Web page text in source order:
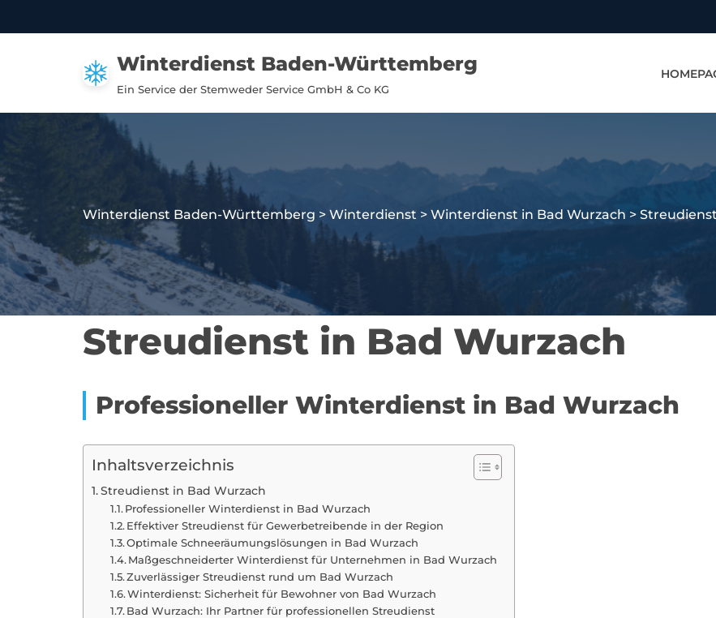
Winterdienst Baden-Württemberg
Ein Service der Stemweder Service GmbH & Co KG
Winterdienst Baden-Württemberg > Winterdienst > Winterdienst in Bad Wurzach >
Streudienst in Bad Wurzach
Professioneller Winterdienst in Bad Wurzach
Inhaltsverzeichnis
Streudienst in Bad Wurzach
Professioneller Winterdienst in Bad Wurzach
Effektiver Streudienst für Gewerbetreibende in der Region
Optimale Schneeräumungslösungen in Bad Wurzach
Maßgeschneiderter Winterdienst für Unternehmen in Bad Wurzach
Zuverlässiger Streudienst rund um Bad Wurzach
Winterdienst: Sicherheit für Bewohner von Bad Wurzach
Bad Wurzach: Ihr Partner für professionellen Streudienst